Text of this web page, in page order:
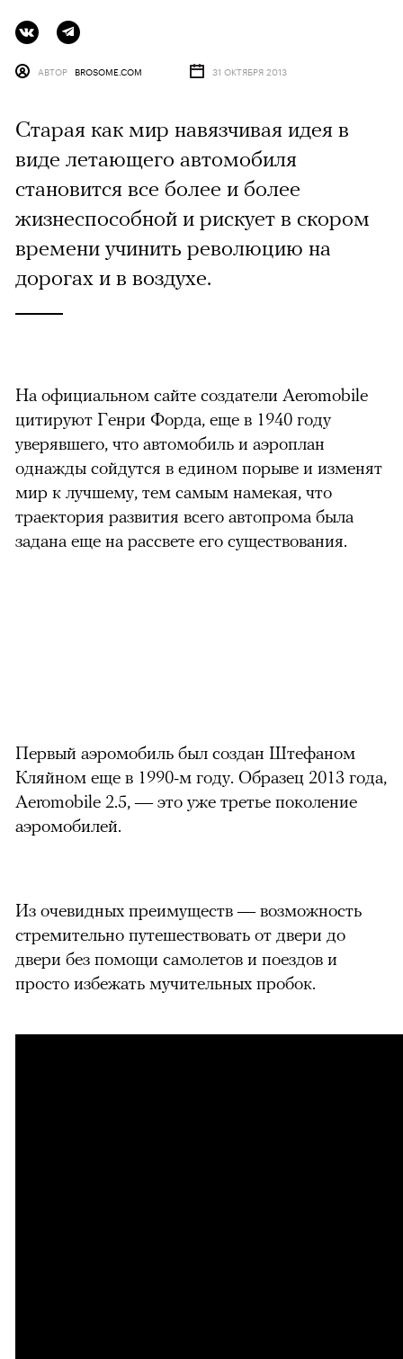
АВТОР BROSOME.COM 31 ОКТЯБРЯ 2013
Старая как мир навязчивая идея в
виде летающего автомобиля
становится все более и более
жизнеспособной и рискует в скором
времени учинить революцию на
дорогах и в воздухе.
На официальном сайте создатели Aeromobile
цитируют Генри Форда, еще в 1940 году
уверявшего, что автомобиль и аэроплан
однажды сойдутся в едином порыве и изменят
мир к лучшему, тем самым намекая, что
траектория развития всего автопрома была
задана еще на рассвете его существования.
Первый аэромобиль был создан Штефаном
Кляйном еще в 1990-м году. Образец 2013 года,
Aeromobile 2.5, — это уже третье поколение
аэромобилей.
Из очевидных преимуществ — возможность
стремительно путешествовать от двери до
двери без помощи самолетов и поездов и
просто избежать мучительных пробок.